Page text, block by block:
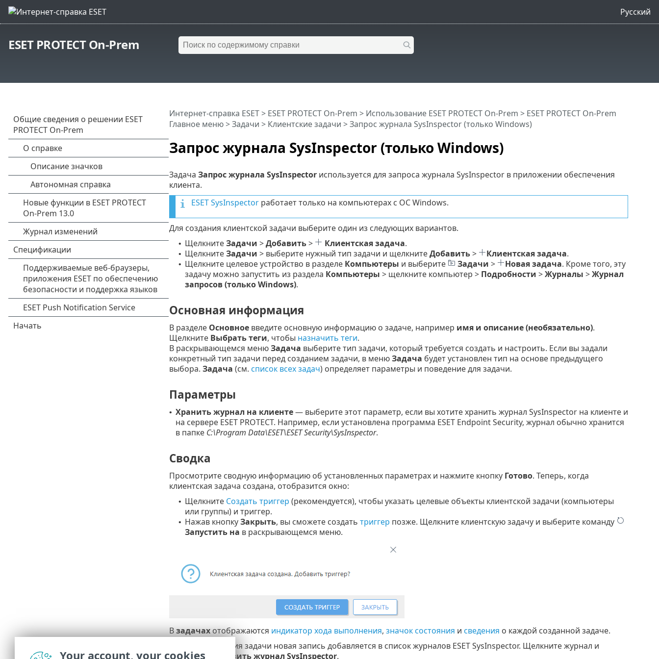
Русский
ESET PROTECT On-Prem
Запрос журнала SysInspector (только Windows)
Интернет-справка ESET> ESET PROTECT On-Prem > Использование ESET PROTECT On-Prem > ESET PROTECT On-Prem
Главное меню>Задачи > Клиентские задачи > Запрос журнала SysInspector (только Windows)
Задача Запрос журнала SysInspectorиспользуется для запроса журнала SysInspector в приложении обеспечения
клиента.
ESET SysInspectorработает только на компьютерах с ОС Windows.
Для создания клиентской задачи выберите один из следующих вариантов.
• ЩелкнитеЗадачи >Добавить> Клиентская задача.
• ЩелкнитеЗадачи > выберите нужный тип задачи и щелкнитеДобавить> Клиентская задача.
• Щелкните целевое устройство в разделе Компьютеры и выберите Задачи > Новая задача. Кроме того, эту
задачу можно запустить из раздела Компьютеры > щелкните компьютер > Подробности >Журналы >Журнал
запросов (только Windows).
Основная информация
В разделе Основноевведите основную информацию о задаче, например имя и описание (необязательно).
Щелкните Выбрать теги, чтобы назначить теги.
В раскрывающемся менюЗадача выберите тип задачи, который требуется создать и настроить. Если вы задали
конкретный тип задачи перед созданием задачи, в менюЗадача будет установлен тип на основе предыдущего
выбора. Задача (см. список всех задач) определяет параметры и поведение для задачи.
Параметры
• Хранить журнал на клиенте— выберите этот параметр, если вы хотите хранить журнал SysInspector на клиенте и
на сервере ESET PROTECT. Например, если установлена программа ESET Endpoint Security, журнал обычно хранится
в папке C:\Program Data\ESET\ESET Security\SysInspector.
Сводка
Просмотрите сводную информацию об установленных параметрах и нажмите кнопку Готово. Теперь, когда
клиентская задача создана, отобразится окно:
• Щелкните Создать триггер (рекомендуется), чтобы указать целевые объекты клиентской задачи (компьютеры
или группы) и триггер.
• Нажав кнопкуЗакрыть, вы сможете создать триггер позже. Щелкните клиентскую задачу и выберите команду
Запустить на в раскрывающемся меню.
Взадачахотображаются индикатор хода выполнения, значок состояния и сведения о каждой созданной задаче.
После выполнения задачи новая запись добавляется в список журналов ESET SysInspector. Щелкните журнал и
выберите
Загрузить журнал SysInspector.
Your account, your cookies